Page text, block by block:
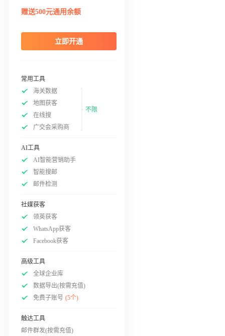
赠送500元通用余额
立即开通
常用工具
海关数据
地图获客
在线搜
广交会采购商
不限
AI工具
AI智能营销助手
智能搜邮
邮件检测
社媒获客
领英获客
WhatsApp获客
Facebook获客
高级工具
全球企业库
数据导出(按需充值)
免费子账号 (5个)
触达工具
邮件群发(按需充值)